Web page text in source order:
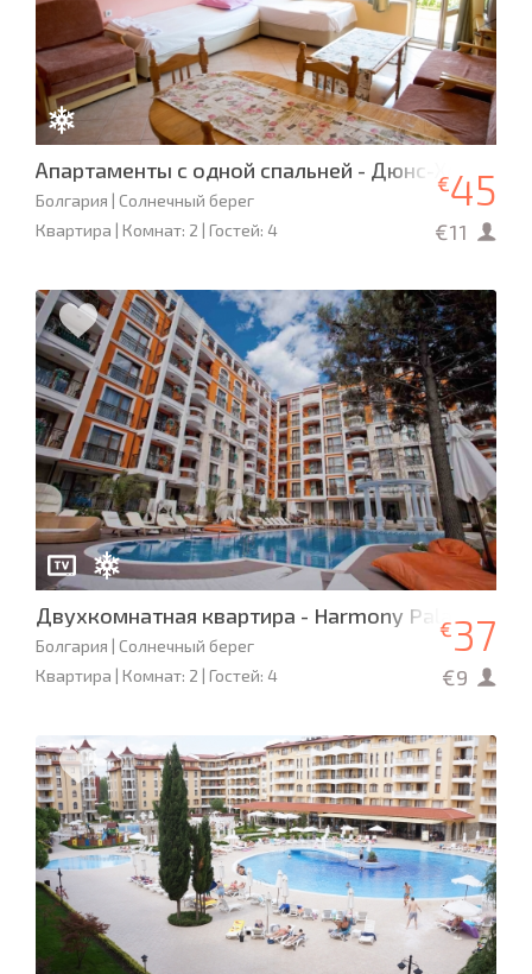
Апартаменты с одной спальней - Дюнс-
Болгария | Солнечный берег
Квартира | Комнат: 2 | Гостей: 4
€45
€11
Двухкомнатная квартира - Harmony Palace
Болгария | Солнечный берег
Квартира | Комнат: 2 | Гостей: 4
€37
€9